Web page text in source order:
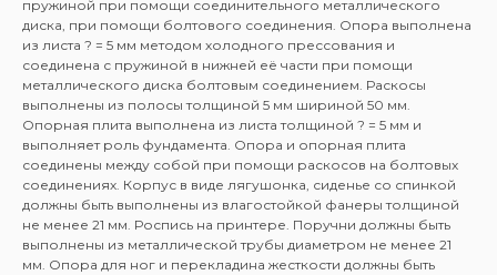
пружиной при помощи соединительного металлического
диска, при помощи болтового соединения. Опора выполнена
из листа ? = 5 мм методом холодного прессования и
соединена с пружиной в нижней её части при помощи
металлического диска болтовым соединением. Раскосы
выполнены из полосы толщиной 5 мм шириной 50 мм.
Опорная плита выполнена из листа толщиной ? = 5 мм и
выполняет роль фундамента. Опора и опорная плита
соединены между собой при помощи раскосов на болтовых
соединениях. Корпус в виде лягушонка, сиденье со спинкой
должны быть выполнены из влагостойкой фанеры толщиной
не менее 21 мм. Роспись на принтере. Поручни должны быть
выполнены из металлической трубы диаметром не менее 21
мм. Опора для ног и перекладина жесткости должны быть